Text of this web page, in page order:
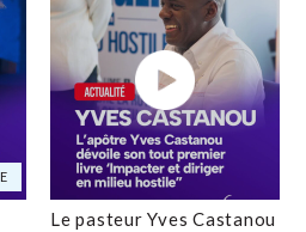
Le pasteur Yves Castanou